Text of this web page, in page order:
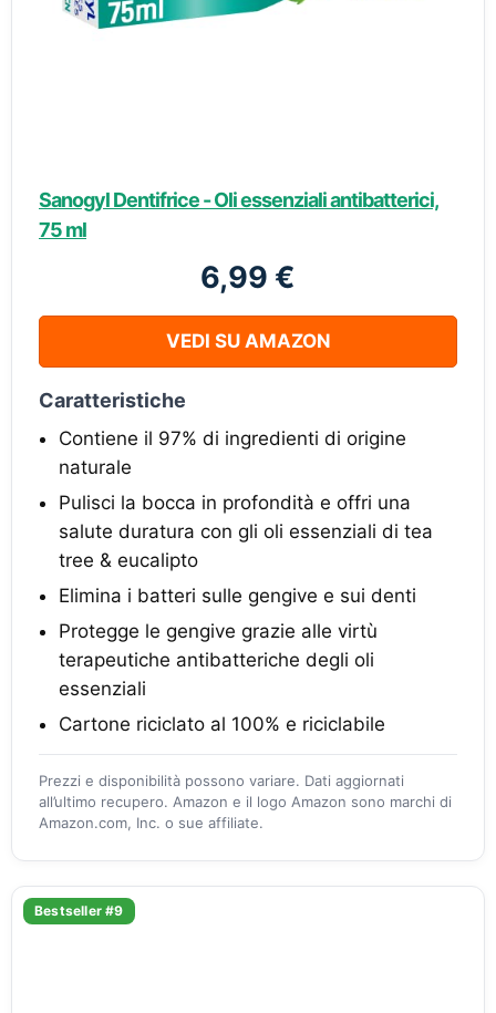
Sanogyl Dentifrice - Oli essenziali antibatterici,
75 ml
6,99 €
VEDI SU AMAZON
Caratteristiche
Contiene il 97% di ingredienti di origine
naturale
Pulisci la bocca in profondità e offri una
salute duratura con gli oli essenziali di tea
tree & eucalipto
Elimina i batteri sulle gengive e sui denti
Protegge le gengive grazie alle virtù
terapeutiche antibatteriche degli oli
essenziali
Cartone riciclato al 100% e riciclabile
Prezzi e disponibilità possono variare. Dati aggiornati
all’ultimo recupero. Amazon e il logo Amazon sono marchi di
Amazon.com, Inc. o sue affiliate.
Bestseller #9